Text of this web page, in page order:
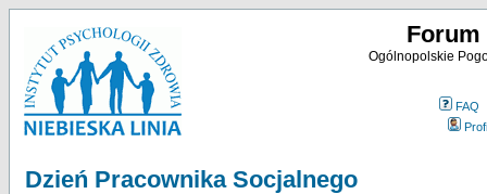
Forum
Ogólnopolskie
FAQ
Dzień Pracownika Socjalnego